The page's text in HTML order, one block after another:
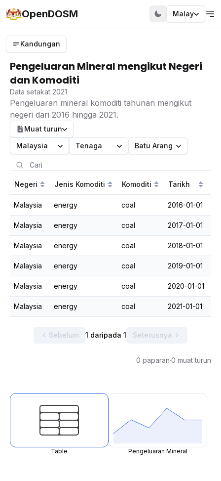
OpenDOSM Malay
Kandungan
Pengeluaran Mineral mengikut Negeri
dan Komoditi
Data setakat 2021
Pengeluaran mineral komoditi tahunan mengikut
negeri dari 2016 hingga 2021.
Muat turun
Malaysia
Tenaga Batu Arang
Negeri Jenis Komoditi Komoditi Tarikh
Malaysia energy coal 2016-01-01
Malaysia energy coal 2017-01-01
Malaysia energy coal 2018-01-01
Malaysia energy coal 2019-01-01
Malaysia energy coal 2020-01-01
Malaysia energy coal 2021-01-01
Sebelum 1 daripada 1 Seterusnya
0 paparan·0 muat turun
Table Pengeluaran Mineral